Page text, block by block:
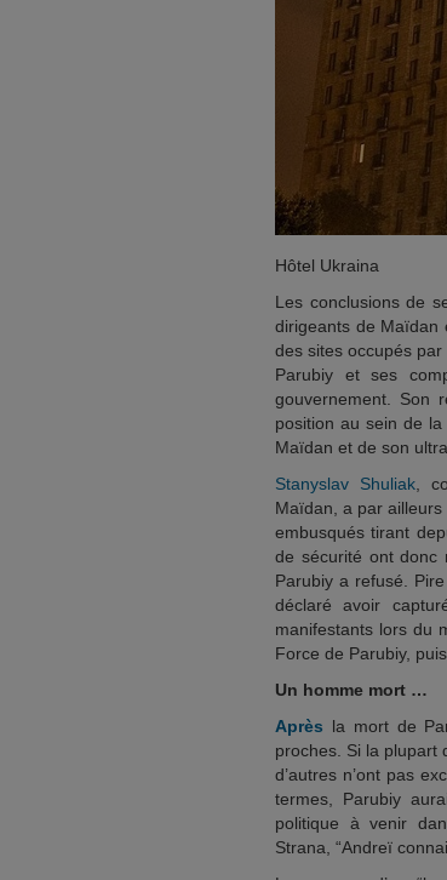
Hôtel Ukraina
Les conclusions de
dirigeants de Maïdan
des sites occupés par
Parubiy et ses
gouvernement. Son
position au sein de
Maïdan et de son
Stanyslav Shuliak,
Maïdan, a par
embusqués tirant
de sécurité ont donc
Parubiy a refusé. Pire
déclaré avoir
manifestants lors du
Force de Parubiy,
Un homme mort …
Après la mort de
proches. Si la plupart
d’autres n’ont pas
termes, Parubiy
politique à venir
Strana, “Andreï